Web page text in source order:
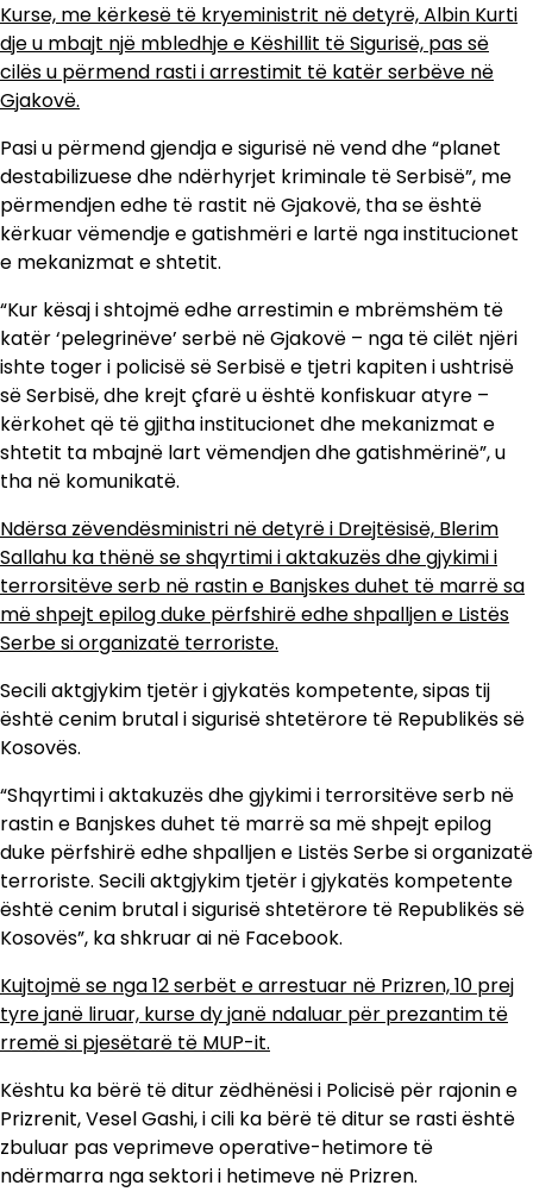
Kurse, me kërkesë të kryeministrit në detyrë, Albin Kurti
dje u mbajt një mbledhje e Këshillit të Sigurisë, pas së
cilës u përmend rasti i arrestimit të katër serbëve në
Gjakovë.
Pasi u përmend gjendja e sigurisë në vend dhe “planet
destabilizuese dhe ndërhyrjet kriminale të Serbisë”, me
përmendjen edhe të rastit në Gjakovë, tha se është
kërkuar vëmendje e gatishmëri e lartë nga institucionet
e mekanizmat e shtetit.
“Kur kësaj i shtojmë edhe arrestimin e mbrëmshëm të
katër ‘pelegrinëve’ serbë në Gjakovë – nga të cilët njëri
ishte toger i policisë së Serbisë e tjetri kapiten i ushtrisë
së Serbisë, dhe krejt çfarë u është konfiskuar atyre –
kërkohet që të gjitha institucionet dhe mekanizmat e
shtetit ta mbajnë lart vëmendjen dhe gatishmërinë”, u
tha në komunikatë.
Ndërsa zëvendësministri në detyrë i Drejtësisë, Blerim
Sallahu ka thënë se shqyrtimi i aktakuzës dhe gjykimi i
terrorsitëve serb në rastin e Banjskes duhet të marrë sa
më shpejt epilog duke përfshirë edhe shpalljen e Listës
Serbe si organizatë terroriste.
Secili aktgjykim tjetër i gjykatës kompetente, sipas tij
është cenim brutal i sigurisë shtetërore të Republikës së
Kosovës.
“Shqyrtimi i aktakuzës dhe gjykimi i terrorsitëve serb në
rastin e Banjskes duhet të marrë sa më shpejt epilog
duke përfshirë edhe shpalljen e Listës Serbe si organizatë
terroriste. Secili aktgjykim tjetër i gjykatës kompetente
është cenim brutal i sigurisë shtetërore të Republikës së
Kosovës”, ka shkruar ai në Facebook.
Kujtojmë se nga 12 serbët e arrestuar në Prizren, 10 prej
tyre janë liruar, kurse dy janë ndaluar për prezantim të
rremë si pjesëtarë të MUP-it.
Kështu ka bërë të ditur zëdhënësi i Policisë për rajonin e
Prizrenit, Vesel Gashi, i cili ka bërë të ditur se rasti është
zbuluar pas veprimeve operative-hetimore të
ndërmarra nga sektori i hetimeve në Prizren.